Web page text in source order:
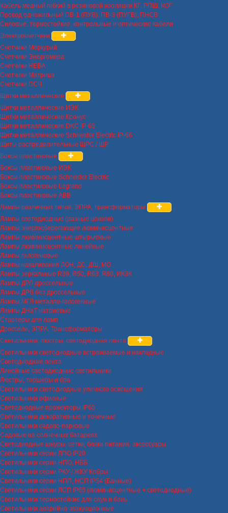
Кабель медный гибкий в резиновой изоляции КГ, РПШ, КОГ
Провод одножильный ПВ-1 (ПУВ), ПВ-3 (ПУГВ), ПНСВ
Силовые, термостойкие, контрольные и оптические кабели
Электросчетчики
Счетчики Меркурий
Счетчики Энергомера
Счетчики НЕВА
Счетчики Матрица
Счетчики ПСЧ
Щитки металлические
Щитки металлические ИЭК
Щитки металлические Кронус
Щитки металлические DKC IP-65
Щитки металлические Schneider Electric IP-66
Щиты распределительные ЩРС / ЩР
Боксы пластиковые
Боксы пластиковые ИЭК
Боксы пластиковые Schneider Electric
Боксы пластиковые Legrand
Боксы пластиковые ABB
Лампы различных типов, ЭПРА, трансформаторы
Лампы светодиодные (разные цоколи)
Лампы энергосберегающие люминисцентные
Лампы люминисцентные штырьковые
Лампы люминисцентные линейные
Лампы галогеновые
Лампы накаливания ЛОН, ДС, ДШ, МО
Лампы зеркальные R39, R50, R63, R80, ИКЗК
Лампы ДРЛ дроссельные
Лампы ДРВ без дроссельные
Лампы МГЛ металло-галогенные
Лампы ДНаТ натриевые
Стартеры для ламп
Дроссели, ЭПРА, Трансформаторы
Светильники, люстры, светодиодная лента
Светильники светодиодные встраиваемые и накладные
Светодиодная лента
Линейные светодиодные светильники
Люстры, торшеры и бра
Светильники светодиодные уличного освещения
Светильники офисные
Светодиодные прожекторы IP65
Светильники декоративные и точечные
Светильники садово-парковые
Садовые на солнечных батареях
Светодиодные шнуры, сетки, блоки питания, аксессуары
Светильники серии ЛПО IP20
Светильники серии НПО, НББ
Светильники серии РКУ / ЖКУ Кобры
Светильники серии НПП, НСП IP54 (Банные)
Светильники серии ЛСП IP65 (люминисцентные + светодиодные)
Светильники термостойкие для саун и бань
Светильники аварийно-эвакуационные